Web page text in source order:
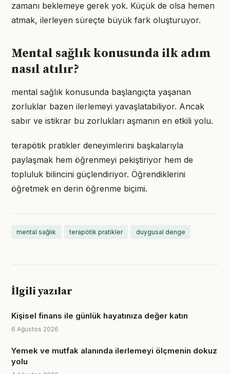
zamanı beklemeye gerek yok. Küçük de olsa hemen
atmak, ilerleyen süreçte büyük fark oluşturuyor.
Mental sağlık konusunda ilk adım
nasıl atılır?
mental sağlık konusunda başlangıçta yaşanan
zorluklar bazen ilerlemeyi yavaşlatabiliyor. Ancak
sabır ve istikrar bu zorlukları aşmanın en etkili yolu.
terapötik pratikler deneyimlerini başkalarıyla
paylaşmak hem öğrenmeyi pekiştiriyor hem de
topluluk bilincini güçlendiriyor. Öğrendiklerini
öğretmek en derin öğrenme biçimi.
mental sağlık terapötik pratikler duygusal denge
İlgili yazılar
Kişisel finans ile günlük hayatınıza değer katın
6 Ağustos 2026
Yemek ve mutfak alanında ilerlemeyi ölçmenin dokuz
yolu